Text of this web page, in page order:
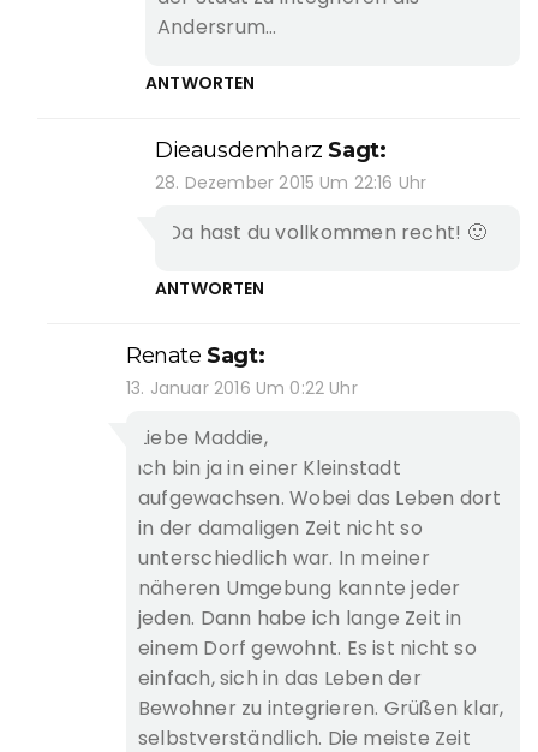
Andersrum…
ANTWORTEN
Dieausdemharz Sagt:
28. Dezember 2015 Um 22:16 Uhr
Da hast du vollkommen recht! 🙂
ANTWORTEN
Renate Sagt:
13. Januar 2016 Um 0:22 Uhr
Liebe Maddie,
ich bin ja in einer Kleinstadt
aufgewachsen. Wobei das Leben dort
in der damaligen Zeit nicht so
unterschiedlich war. In meiner
näheren Umgebung kannte jeder
jeden. Dann habe ich lange Zeit in
einem Dorf gewohnt. Es ist nicht so
einfach, sich in das Leben der
Bewohner zu integrieren. Grüßen klar,
selbstverständlich. Die meiste Zeit